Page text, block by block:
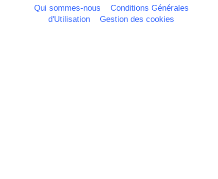
Principauté de Monaco
Provence Alpes Cote d'Azur -
Qui sommes-nous
Conditions Générales
d'Utilisation
Gestion des cookies